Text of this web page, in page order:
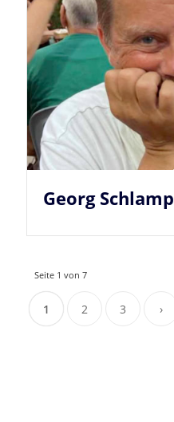
Georg Schlamp
Seite 1 von 7
1 2 3 ›